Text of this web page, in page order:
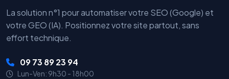
La solution n°1 pour automatiser votre SEO (Google) et
votre GEO (IA). Positionnez votre site partout, sans
effort technique.
09 73 89 23 94
Lun-Ven: 9h30 - 18h00